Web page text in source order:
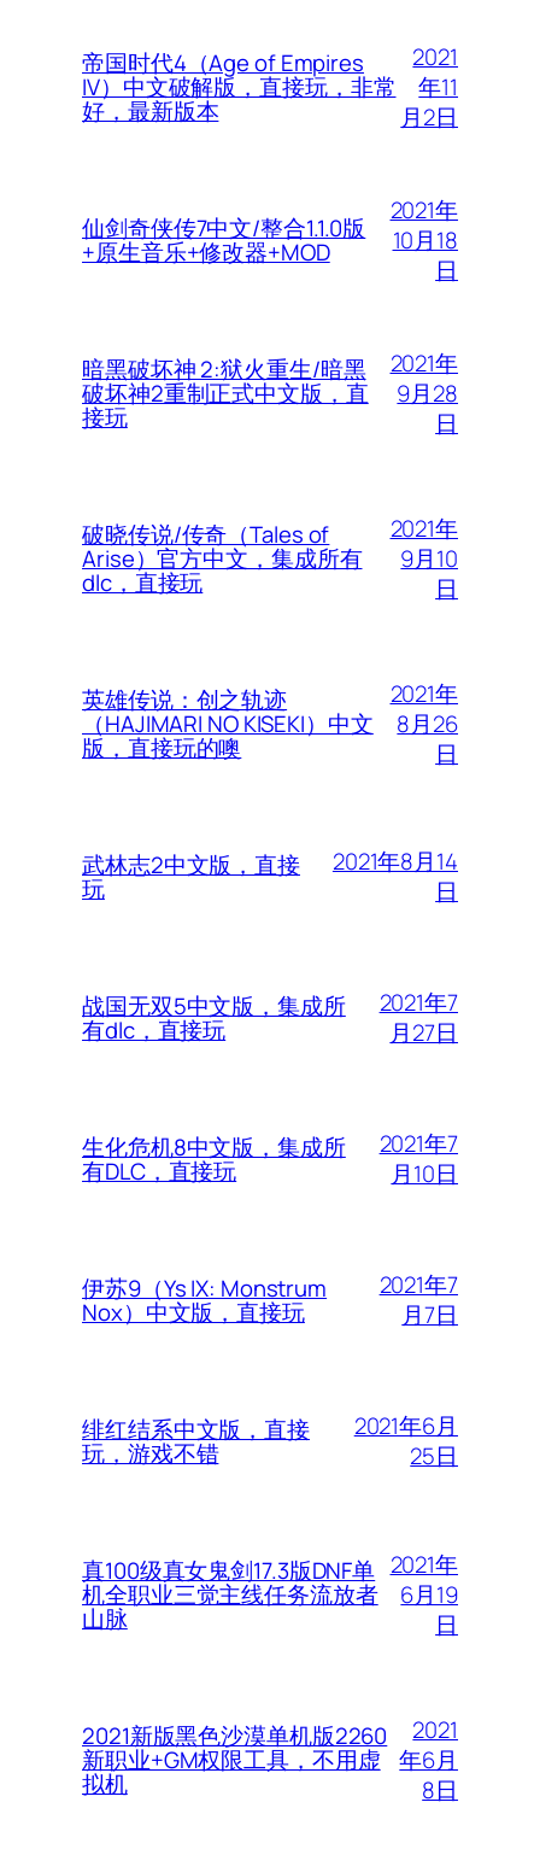
帝国时代4（Age of Empires
IV）中文破解版，直接玩，非常
好，最新版本
2021
年11
月2日
仙剑奇侠传7中文/整合1.1.0版
+原生音乐+修改器+MOD
2021年
10月18
日
暗黑破坏神 2:狱火重生/暗黑
破坏神2重制正式中文版，直
接玩
2021年
9月28
日
破晓传说/传奇（Tales of
Arise）官方中文，集成所有
dlc，直接玩
2021年
9月10
日
英雄传说：创之轨迹
（HAJIMARI NO KISEKI）中文
版，直接玩的噢
2021年
8月26
日
武林志2中文版，直接
玩
2021年8月14
日
战国无双5中文版，集成所
有dlc，直接玩
2021年7
月27日
生化危机8中文版，集成所
有DLC，直接玩
2021年7
月10日
伊苏9（Ys IX: Monstrum
Nox）中文版，直接玩
2021年7
月7日
绯红结系中文版，直接
玩，游戏不错
2021年6月
25日
真100级真女鬼剑17.3版DNF单
机全职业三觉主线任务流放者
山脉
2021年
6月19
日
2021新版黑色沙漠单机版2260
新职业+GM权限工具，不用虚
拟机
2021
年6月
8日